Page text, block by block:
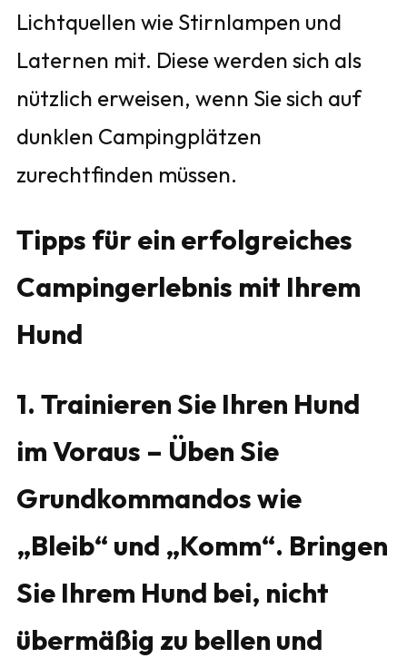
Lichtquellen wie Stirnlampen und
Laternen mit. Diese werden sich als
nützlich erweisen, wenn Sie sich auf
dunklen Campingplätzen
zurechtfinden müssen.
Tipps für ein erfolgreiches
Campingerlebnis mit Ihrem
Hund
1. Trainieren Sie Ihren Hund
im Voraus – Üben Sie
Grundkommandos wie
„Bleib“ und „Komm“. Bringen
Sie Ihrem Hund bei, nicht
übermäßig zu bellen und